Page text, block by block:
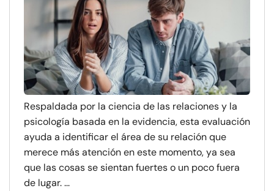
Respaldada por la ciencia de las relaciones y la
psicología basada en la evidencia, esta evaluación
ayuda a identificar el área de su relación que
merece más atención en este momento, ya sea
que las cosas se sientan fuertes o un poco fuera
de lugar. ...